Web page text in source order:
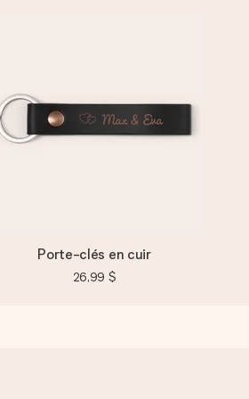
Porte-clés en cuir
26,99 $